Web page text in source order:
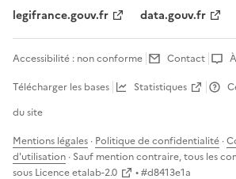
legifrance.gouv.fr
data.gouv.fr
Accessibilité : non conforme Contact
Télécharger les bases
Statistiques
du site
Mentions légales · Politique de confidentialité ·
d'utilisation · Sauf mention contraire, tous les
sous Licence etalab-2.0 • #d8413e1a